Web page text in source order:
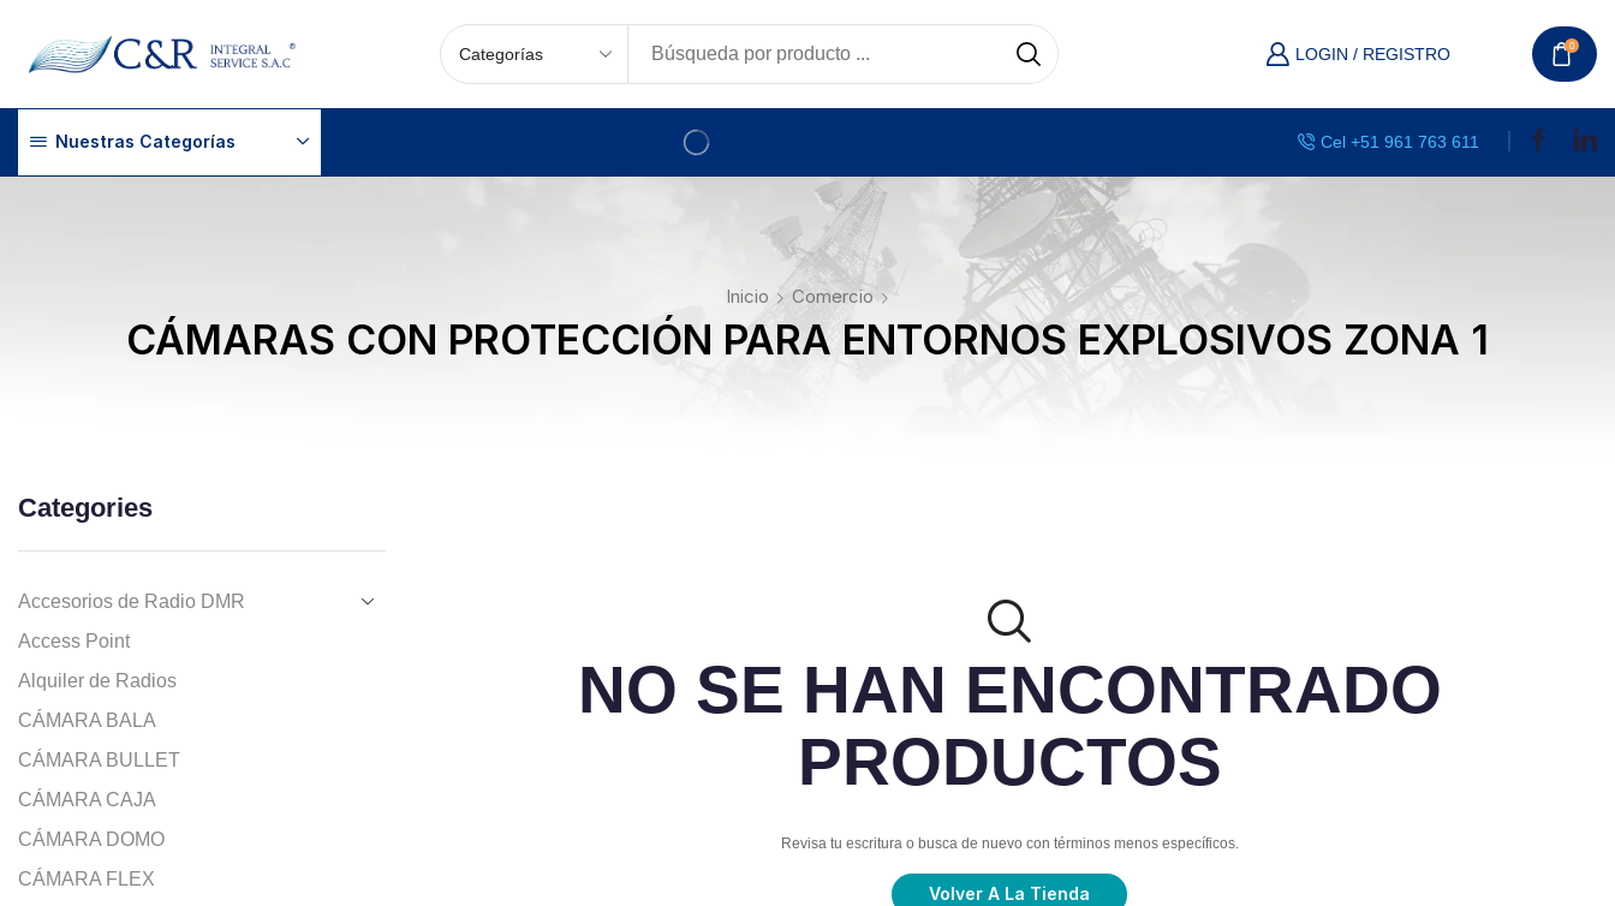
LOGIN / REGISTRO 0
Nuestras Categorías Cel +51 961 763 611
Inicio Comercio
CÁMARAS CON PROTECCIÓN PARA ENTORNOS EXPLOSIVOS ZONA 1
NO SE HAN ENCONTRADO
PRODUCTOS
Revisa tu escritura o busca de nuevo con términos menos específicos.
Volver A La Tienda
Categories
Accesorios de Radio DMR
Access Point
Alquiler de Radios
CÁMARA BALA
CÁMARA BULLET
CÁMARA CAJA
CÁMARA DOMO
CÁMARA FLEX